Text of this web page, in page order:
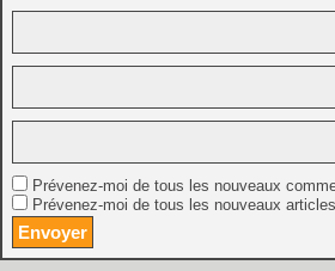
Prévenez-moi de tous les nouveaux
Prévenez-moi de tous les nouveaux